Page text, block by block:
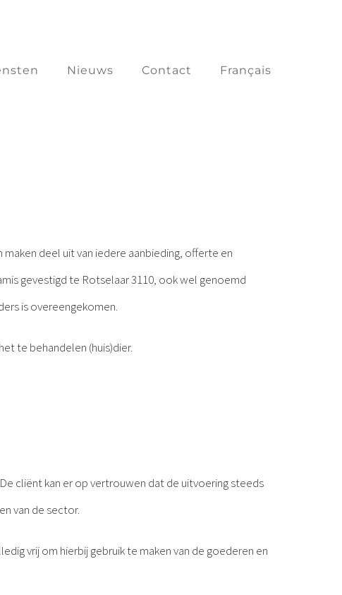
Nieuws Contact Français
deel uit van iedere aanbieding, offerte en
gevestigd te Rotselaar 3110, ook wel genoemd
is overeengekomen.
te behandelen (huis)dier.
cliënt kan er op vertrouwen dat de uitvoering steeds
van de sector.
vrij om hierbij gebruik te maken van de goederen en